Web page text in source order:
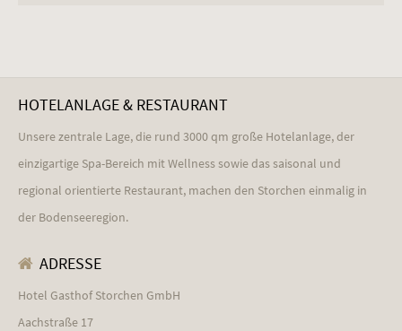
HOTELANLAGE & RESTAURANT
Unsere zentrale Lage, die rund 3000 qm große Hotelanlage, der
einzigartige Spa-Bereich mit Wellness sowie das saisonal und
regional orientierte Restaurant, machen den Storchen einmalig in
der Bodenseeregion.
ADRESSE
Hotel Gasthof Storchen GmbH
Aachstraße 17